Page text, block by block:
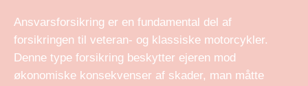
Ansvarsforsikring er en fundamental del af
forsikringen til veteran- og klassiske motorcykler.
Denne type forsikring beskytter ejeren mod
økonomiske konsekvenser af skader, man måtte